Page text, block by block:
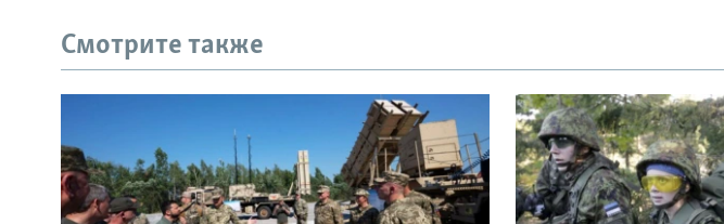
Смотрите также